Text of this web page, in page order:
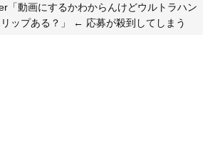
「動画にするかわからんけどウルトラハン
ップある？」 ← 応募が殺到してしまう